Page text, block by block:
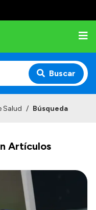
Buscar
Salud / Búsqueda
Artículos